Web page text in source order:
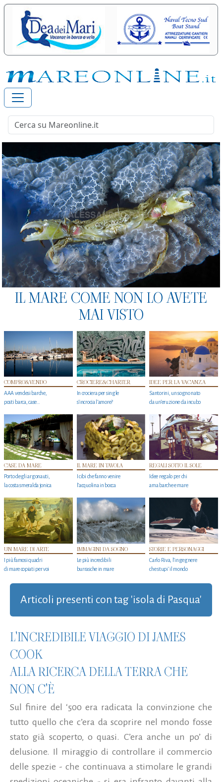
IL MARE COME NON LO AVETE
MAI VISTO
COMPRO&VENDO
AAA vendesi barche,
posti barca, case…
CROCIERE&CHARTER
In crociera per single
s'incrocia l’amore?
IDEE PER LA VACANZA
Santorini, un sogno nato
da un’eruzione da incubo
CASE DA MARE
Porto degli argonauti,
la costa smeralda jonica
IL MARE IN TAVOLA
I cibi che fanno venire
l’acquolina in bocca
REGALI SOTTO IL SOLE
Idee regalo per chi
ama barche e mare
UN MARE DI ARTE
I più famosi quadri
di mare copiati per voi
IMMAGINI DA SOGNO
Le più incredibili
burrasche in mare
STORIE E PERSONAGGI
Carlo Riva, l’ingegnere
che stupi' il mondo
Articoli presenti con tag 'isola di Pasqua'
L'INCREDIBILE VIAGGIO DI JAMES
COOK
ALLA RICERCA DELLA TERRA CHE
NON C'È
Sul finire del ‘500 era radicata la convinzione che
tutto quello che c’era da scoprire nel mondo fosse
stato già scoperto, o quasi. C’era anche un po’ di
delusione. Il miraggio di controllare il commercio
delle spezie - che continuava a stimolare le grandi